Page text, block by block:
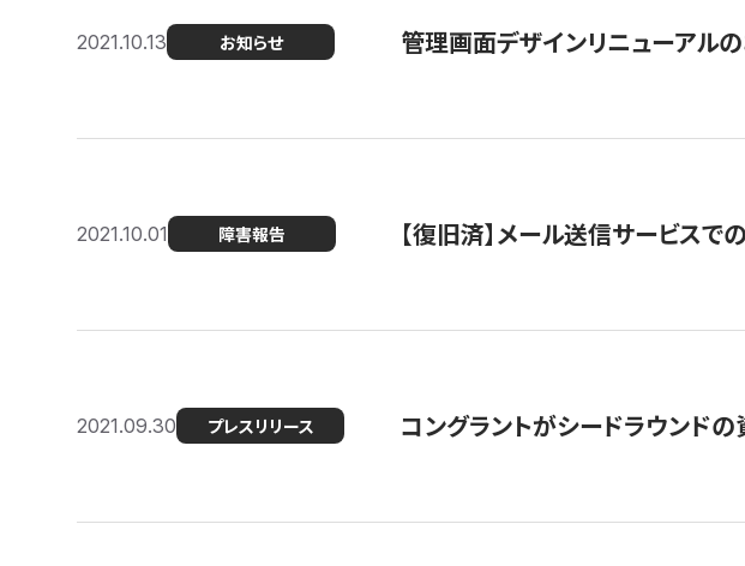
2021.10.13 お知らせ 管理画面デザインリニューアル
2021.10.01 障害報告 【復旧済】メール送信サービス
2021.09.30 プレスリリース コングラントがシードラウンド